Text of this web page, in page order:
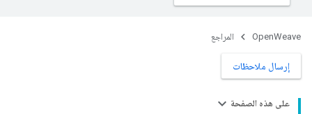
OpenWeave المراجع
إرسال ملاحظات
على هذه الصفحة